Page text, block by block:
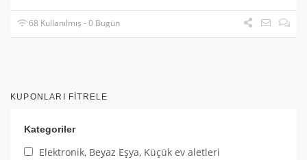
68 Kullanılmış - 0 Bugün
KUPONLARI FITRELE
Kategoriler
Elektronik, Beyaz Eşya, Küçük ev aletleri